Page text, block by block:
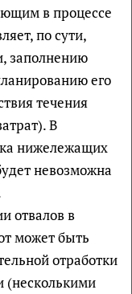
в процессе
по сути,
заполнению
его
течения
В
нижележащих
невозможна
отвалов в
может быть
отработки
(несколькими